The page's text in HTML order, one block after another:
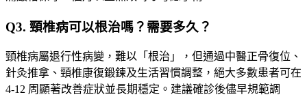
Q3. 頸椎病可以根治嗎？需要多久？
頸椎病屬退行性病變，難以「根治」，但通過中醫正骨復位、
針灸推拿、頸椎康復鍛鍊及生活習慣調整，絕大多數患者可在
4-12 周顯著改善症狀並長期穩定。建議確診後儘早規範調